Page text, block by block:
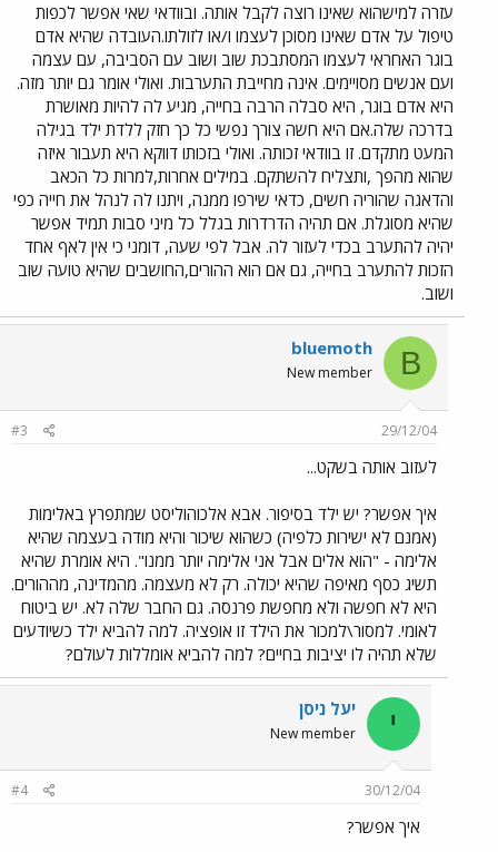
עזרה למישהוא שאינו רוצה לקבל אותה. ובוודאי שאי אפשר לכפות
טיפול על אדם שאינו מסוכן לעצמו ו/או לזולתו.העובדה שהיא אדם
בוגר האחראי לעצמו המסתבכת שוב ושוב עם הסביבה, עם עצמה
ועם אנשים מסויימים. אינה מחייבת התערבות. ואולי אומר גם יותר מזה.
היא אדם בוגר, היא סבלה הרבה בחייה, מגיע לה להיות מאושרת
בדרכה שלה.אם היא חשה צורך נפשי כל כך חזק ללדת ילד בגילה
המעט מתקדם. זו בוודאי זכותה. ואולי בזכותו דווקא היא תעבור איזה
שהוא מהפך ,ותצליח להשתקם. במילים אחרות,למרות כל הכאב
והדאגה שהוריה חשים, כדאי שירפו ממנה, ויתנו לה לנהל את חייה כפי
שהיא מסוגלת. אם תהיה הדרדרות בגלל כל מיני סבות תמיד אפשר
יהיה להתערב בכדי לעזור לה. אבל לפי שעה, דומני כי אין לאף אחד
הזכות להתערב בחייה, גם אם הוא ההורים,החושבים שהיא טועה שוב
ושוב.
B
bluemoth
New member
29/12/04
#3
לעזוב אותה בשקט...
איך אפשר? יש ילד בסיפור. אבא אלכוהוליסט שמתפרץ באלימות
(אמנם לא ישירות כלפיה) כשהוא שיכור והיא מודה בעצמה שהיא
אלימה - "הוא אלים אבל אני אלימה יותר ממנו". היא אומרת שהיא
תשיג כסף מאיפה שהיא יכולה. רק לא מעצמה. מהמדינה, מההורים.
היא לא חפשה ולא מחפשת פרנסה. גם החבר שלה לא. יש ביטוח
לאומי. למסור\למכור את הילד זו אופציה. למה להביא ילד כשיודעים
שלא תהיה לו יציבות בחיים? למה להביא אומללות לעולם?
י יעל ניסן
New member
30/12/04
#4
איך אפשר?